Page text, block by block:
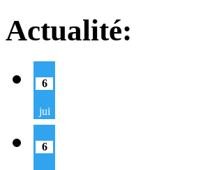
Actualité:
6
jui
6